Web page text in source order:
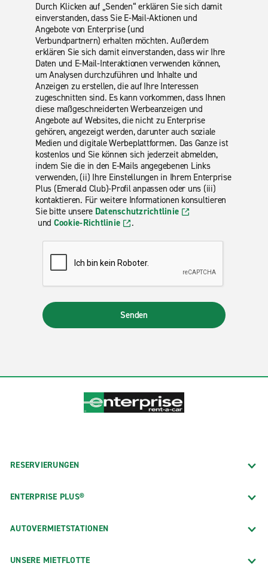
Durch Klicken auf „Senden“ erklären Sie sich damit
einverstanden, dass Sie E-Mail-Aktionen und
Angebote von Enterprise (und
Verbundpartnern) erhalten möchten. Außerdem
erklären Sie sich damit einverstanden, dass wir Ihre
Daten und E-Mail-Interaktionen verwenden können,
um Analysen durchzuführen und Inhalte und
Anzeigen zu erstellen, die auf Ihre Interessen
zugeschnitten sind. Es kann vorkommen, dass Ihnen
diese maßgeschneiderten Werbeanzeigen und
Angebote auf Websites, die nicht zu Enterprise
gehören, angezeigt werden, darunter auch soziale
Medien und digitale Werbeplattformen. Das Ganze ist
kostenlos und Sie können sich jederzeit abmelden,
indem Sie die in den E-Mails angegebenen Links
verwenden, (ii) Ihre Einstellungen in Ihrem Enterprise
Plus (Emerald Club)-Profil anpassen oder uns (iii)
kontaktieren. Für weitere Informationen konsultieren
Sie bitte unsere Datenschutzrichtlinie
und Cookie-Richtlinie .
Senden
RESERVIERUNGEN
ENTERPRISE PLUS®
AUTOVERMIETSTATIONEN
UNSERE MIETFLOTTE